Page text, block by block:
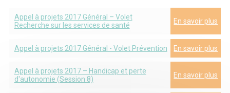
Appel à projets 2017 Général – Volet
Recherche sur les services de santé
En savoir plus
Appel à projets 2017 Général - Volet Prévention En savoir plus
Appel à projets 2017 – Handicap et perte
d'autonomie (Session 8)
En savoir plus